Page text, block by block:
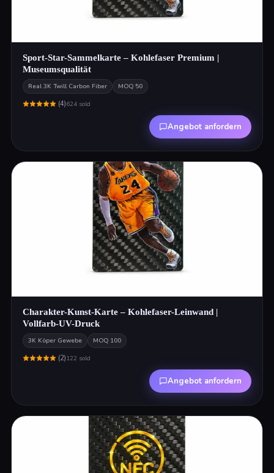
Sport-Star-Sammelkarte – Kohlefaser Premium |
Museumsqualität
Real 3K Twill Carbon Fiber MOQ 50
(4)624sold
Angebot anfordern
Charakter-Kunst-Karte – Kohlefaser-Leinwand |
Vollfarb-UV-Druck
3K Köper Gewebe MOQ 100
(2)122 sold
Angebot anfordern